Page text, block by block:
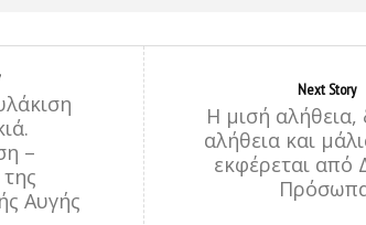
–
Αυγής
Next Story
Η μισή αλήθεια,
αλήθεια και
εκφέρεται από